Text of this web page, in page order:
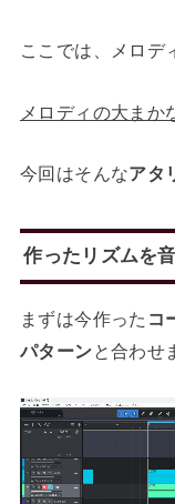
ここでは、メロデ
メロディの大まか
今回はそんなアタ
作ったリズムを
まずは今作った コ
パターンと合わせ
動
プ